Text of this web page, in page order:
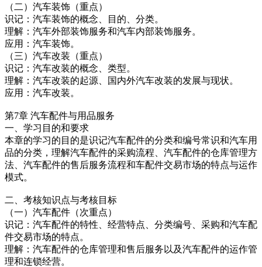
（二）汽车装饰（重点）
识记：汽车装饰的概念、目的、分类。
理解：汽车外部装饰服务和汽车内部装饰服务。
应用：汽车装饰。
（三）汽车改装（重点）
识记：汽车改装的概念、类型。
理解：汽车改装的起源、国内外汽车改装的发展与现状。
应用：汽车改装。
第7章 汽车配件与用品服务
一、学习目的和要求
本章的学习的目的是识记汽车配件的分类和编号常识和汽车用
品的分类，理解汽车配件的采购流程、汽车配件的仓库管理方
法、汽车配件的售后服务流程和车配件交易市场的特点与运作
模式。
二、考核知识点与考核目标
（一）汽车配件（次重点）
识记：汽车配件的特性、经营特点、分类编号、采购和汽车配
件交易市场的特点。
理解：汽车配件的仓库管理和售后服务以及汽车配件的运作管
理和连锁经营。